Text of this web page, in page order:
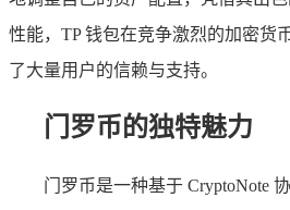
性能，TP 钱包在竞争激烈的加密货
了大量用户的信赖与支持。
门罗币的独特魅力
门罗币是一种基于 CryptoNote